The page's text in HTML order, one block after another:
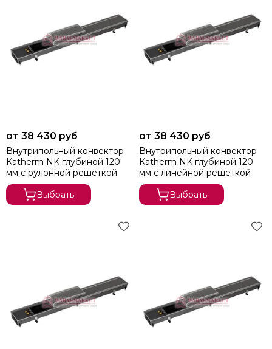
от 38 430 руб
Внутрипольный конвектор
Katherm NK глубиной 120
мм с рулонной решеткой
Выбрать
от 38 430 руб
Внутрипольный конвектор
Katherm NK глубиной 120
мм с линейной решеткой
Выбрать